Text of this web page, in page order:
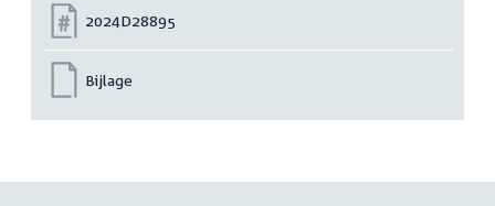
Nummer:
2024D28895
Bijlage